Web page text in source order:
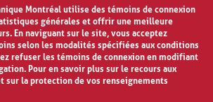
Montréal utilise des témoins de connexion
générales et offrir une meilleure
En naviguant sur le site, vous acceptez
selon les modalités spécifiées aux conditions
refuser les témoins de connexion en modifiant
Pour en savoir plus sur le recours aux
sur la protection de vos renseignements